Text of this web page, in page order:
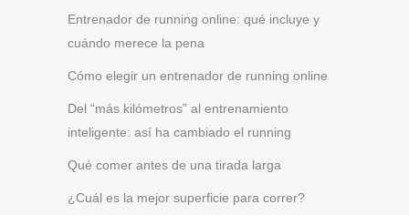
Entrenador de running online: qué incluye y
cuándo merece la pena
Cómo elegir un entrenador de running online
Del “más kilómetros” al entrenamiento
inteligente: así ha cambiado el running
Qué comer antes de una tirada larga
¿Cuál es la mejor superficie para correr?